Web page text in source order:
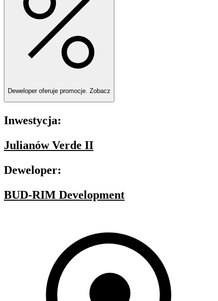
Deweloper oferuje promocje. Zobacz
Inwestycja:
Julianów Verde II
Deweloper:
BUD-RIM Development